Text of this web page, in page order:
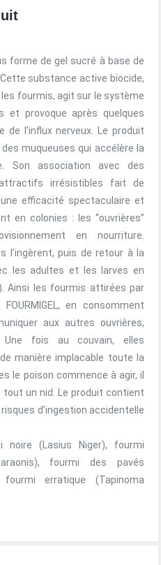
forme de gel sucré à base de
substance active biocide,
fourmis, agit sur le système
et provoque après quelques
de l’influx nerveux. Le produit
muqueuses qui accélère la
Son association avec des
irrésistibles fait de
efficacité spectaculaire et
en colonies : les “ouvrières”
en nourriture.
l’ingèrent, puis de retour à la
les adultes et les larves en
Ainsi les fourmis attirées par
en consomment
aux autres ouvrières,
Une fois au couvain, elles
manière implacable toute la
le poison commence à agir, il
un nid. Le produit contient
d’ingestion accidentelle
noire (Lasius Niger), fourmi
fourmi des pavés
erratique (Tapinoma